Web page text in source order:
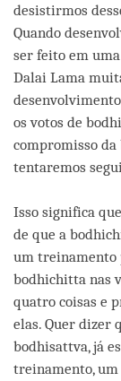
desistirmos
Quando
ser feito em
Dalai Lama
os votos de
compromisso
tentaremos
Isso significa
de que a
um treinamento
bodhichitta nas
quatro coisas e
elas. Quer dizer
bodhisattva, já
treinamento, um